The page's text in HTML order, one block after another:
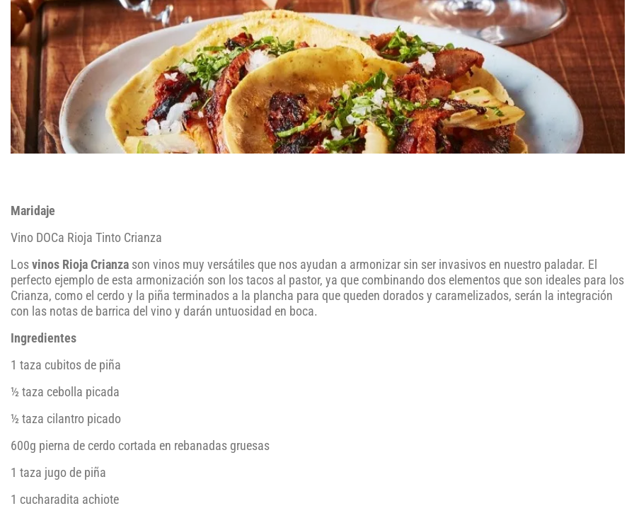
Maridaje
Vino DOCa Rioja Tinto Crianza
Los vinos Rioja Crianza son vinos muy versátiles que nos ayudan a armonizar sin ser invasivos en nuestro paladar. El
perfecto ejemplo de esta armonización son los tacos al pastor, ya que combinando dos elementos que son ideales para los
Crianza, como el cerdo y la piña terminados a la plancha para que queden dorados y caramelizados, serán la integración
con las notas de barrica del vino y darán untuosidad en boca.
Ingredientes
1 taza cubitos de piña
½ taza cebolla picada
½ taza cilantro picado
600g pierna de cerdo cortada en rebanadas gruesas
1 taza jugo de piña
1 cucharadita achiote